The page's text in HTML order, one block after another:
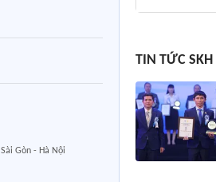
Gòn - Hà Nội
TIN TỨC